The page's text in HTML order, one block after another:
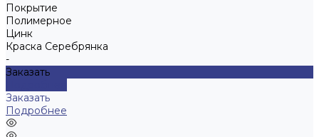
Покрытие
Полимерное
Цинк
Краска Серебрянка
-
Заказать
Заказать
Подробнее